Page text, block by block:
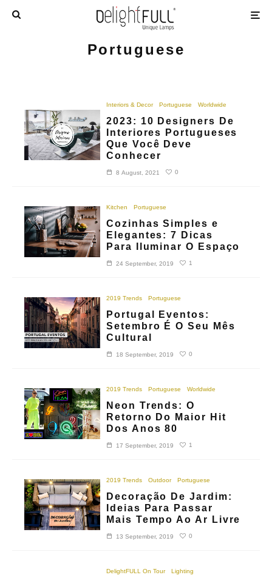
Portuguese
Interiors & Decor Portuguese Worldwide
2023: 10 Designers De
Interiores Portugueses
Que Você Deve
Conhecer
8 August, 2021 0
Kitchen Portuguese
Cozinhas Simples e
Elegantes: 7 Dicas
Para Iluminar O Espaço
24 September, 2019 1
2019 Trends Portuguese
Portugal Eventos:
Setembro É O Seu Mês
Cultural
18 September, 2019 0
2019 Trends Portuguese Worldwide
Neon Trends: O
Retorno Do Maior Hit
Dos Anos 80
17 September, 2019 1
2019 Trends Outdoor Portuguese
Decoração De Jardim:
Ideias Para Passar
Mais Tempo Ao Ar Livre
13 September, 2019 0
DelightFULL On Tour
Lighting